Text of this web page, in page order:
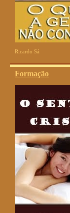
Ricardo Sá
Formação